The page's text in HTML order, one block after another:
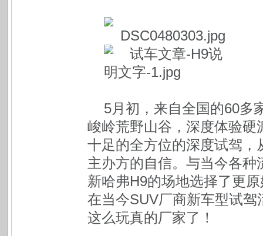
5月初，来自全国的60多
峻岭荒野山谷，深度体验
十足的全方位的深度试驾
主办方的自信。与当今各
新哈弗H9的场地选择了更
在当今SUV厂商新车型试
这么玩真的厂家了！